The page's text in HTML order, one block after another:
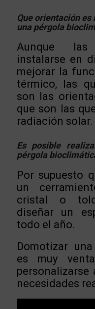
Que orientación
una pérgola
Aunque las
instalarse en
mejorar la
térmico, las
son las
que son las
radiación solar.
Es posible
pérgola
Por supuesto
un
cristal o
diseñar un
todo el año.
Domotizar
es muy
personalizarse
necesidades